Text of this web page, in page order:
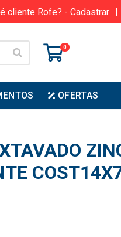
cliente Rofe? - Cadastrar |
0
OFERTAS